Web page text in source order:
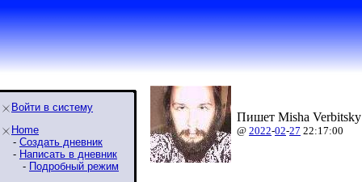
Войти в систему
Home
- Создать дневник
- Написать в дневник
- Подробный режим
Пишет Misha
@ 2022-02-27 22:17:00